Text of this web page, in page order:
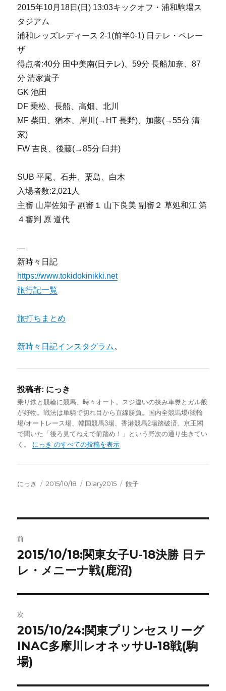
2015年10月18日(日) 13:03キックオフ・浦和駒場ス
タジアム
浦和レッズレディース 2-1(前半0-1) 日テレ・ベレー
ザ
得点者:40分 田中美南(日テレ)、59分 長船加奈、87
分 清家貴子
GK 池田
DF 乗松、長船、高畑、北川
MF 柴田、猶本、岸川(→HT 長野)、加藤(→55分 清
家)
FW 吉良、後藤(→85分 臼井)
SUB 平尾、石井、栗島、白木
入場者数:2,021人
主審 山岸佐知子 副審１ 山下良美 副審２ 草処和江 第
４審判 原 道代
—
新時々日記
https://www.tokidokinikki.net
旅行記一覧
旅打ちまとめ
新時々日記インスタグラム 。
投稿者: にっき
乗り鉄と競輪に競馬、時々オート。スジ違いの挟み車券とガル般
が好物。戦法は単騎で切れ目から直線勝負。国内全競馬場/競輪
場/オートレース場、韓国競馬3場、香港競馬2場踏破済。京王閣
で聞いた「後ろ見てねえで前踏め！」という野次の通り生きてい
く。 にっき のすべての投稿を表示
投
にっき
投
2015/10/18
カ
Diary2015
タ
餃子
稿
ナ
ビ
ゲ
ー
シ
前
前
の
稿:
2015/10/18:関東女子U-18決勝 日テ
レ・メニーナ戦(鹿沼)
次
次
の
投
2015/10/24:関東プリンセスリーグ
INAC多摩川レオネッサU-18戦(駒
場)